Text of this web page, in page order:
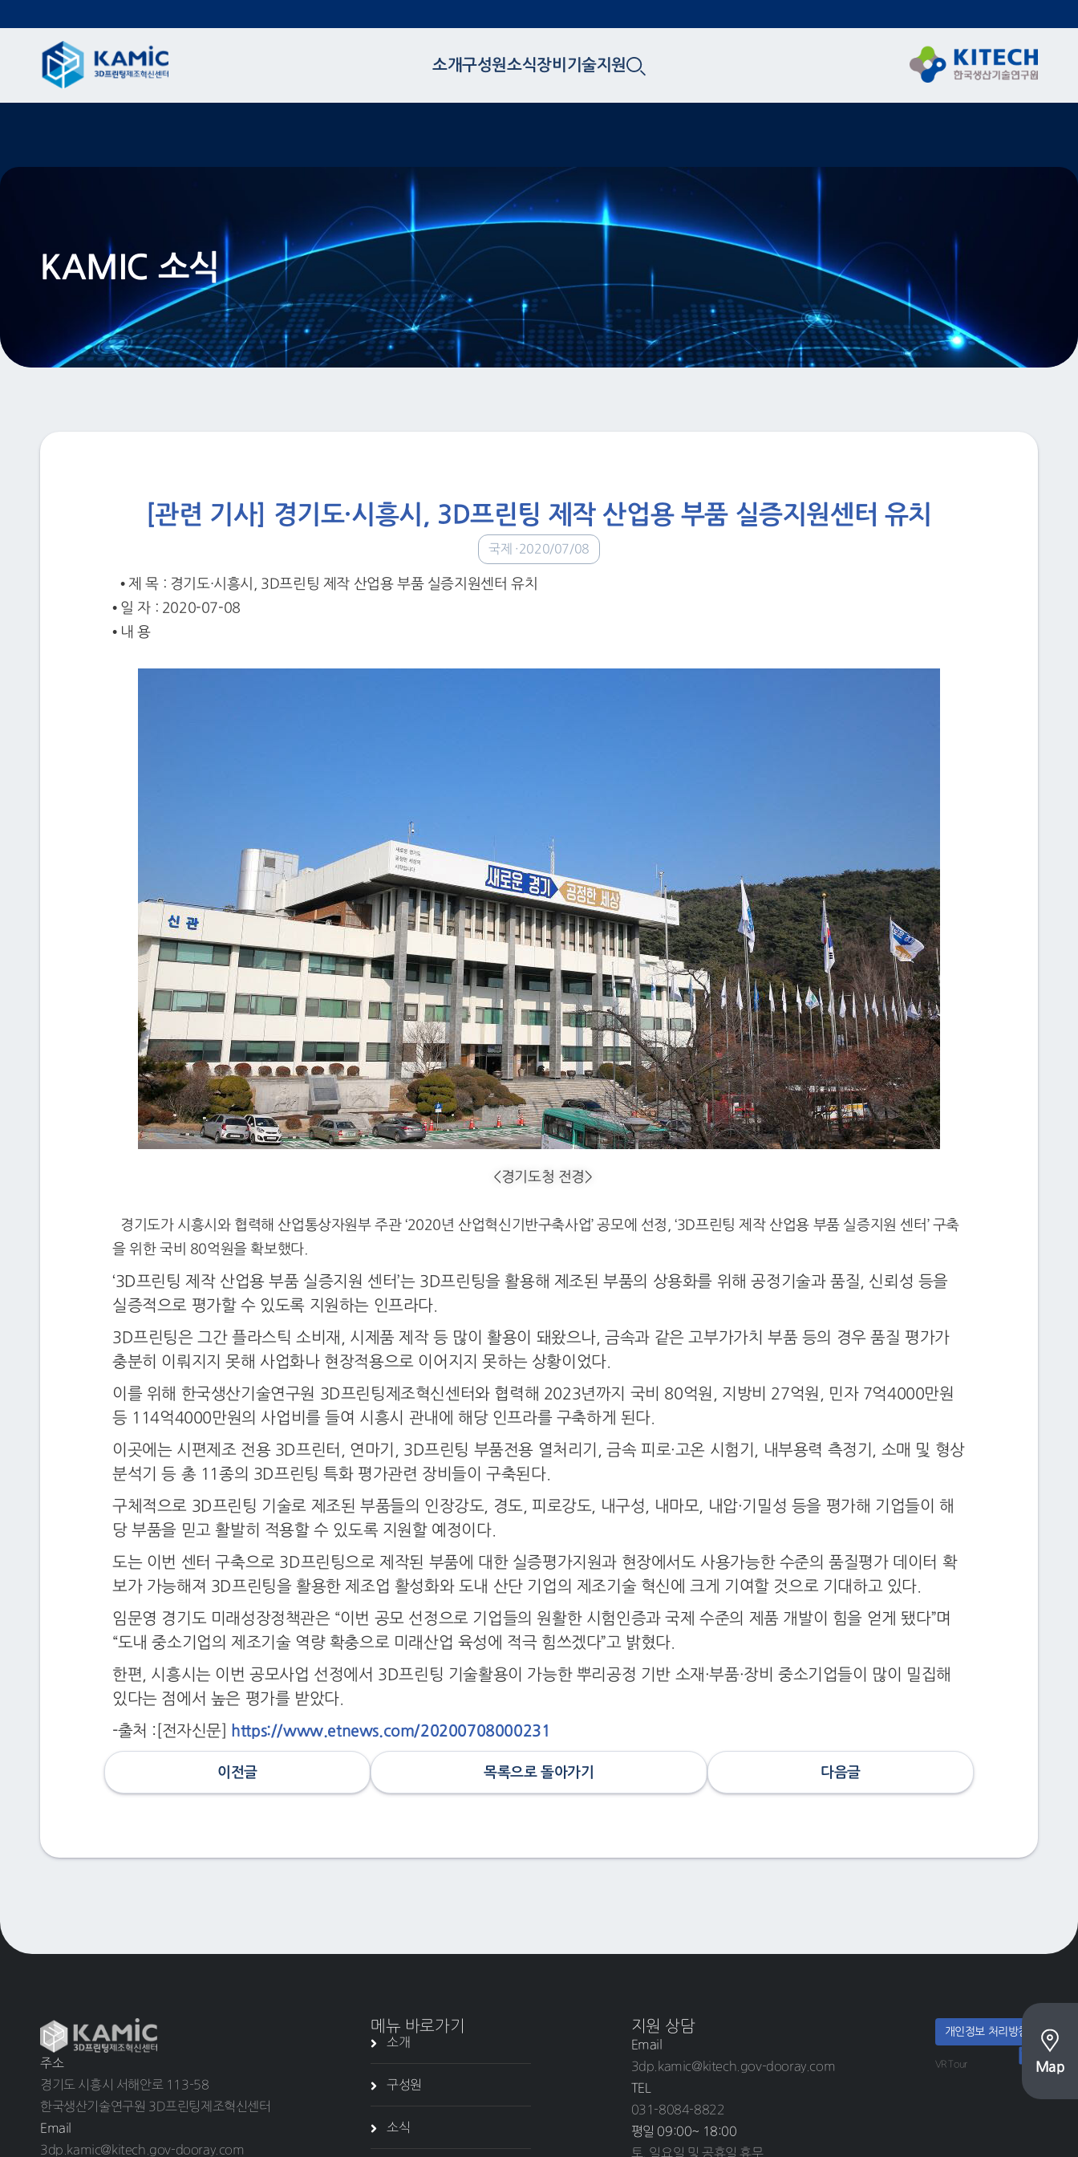
소개구성원소식장비 기술지원
KAMIC 소식
[관련 기사] 경기도·시흥시, 3D프린팅 제작 산업용 부품 실증지원센터 유치
국제 2020/07/08
• 제 목 : 경기도·시흥시, 3D프린팅 제작 산업용 부품 실증지원센터 유치
• 일 자 : 2020-07-08
• 내 용
<경기도청 전경>
경기도가 시흥시와 협력해 산업통상자원부 주관 ‘2020년 산업혁신기반구축사업’ 공모에 선정, ‘3D프린팅 제작 산업용 부품 실증지원 센터’ 구축
을 위한 국비 80억원을 확보했다.
‘3D프린팅 제작 산업용 부품 실증지원 센터’는 3D프린팅을 활용해 제조된 부품의 상용화를 위해 공정기술과 품질, 신뢰성 등을
실증적으로 평가할 수 있도록 지원하는 인프라다.
3D프린팅은 그간 플라스틱 소비재, 시제품 제작 등 많이 활용이 돼왔으나, 금속과 같은 고부가가치 부품 등의 경우 품질 평가가
충분히 이뤄지지 못해 사업화나 현장적용으로 이어지지 못하는 상황이었다.
이를 위해 한국생산기술연구원 3D프린팅제조혁신센터와 협력해 2023년까지 국비 80억원, 지방비 27억원, 민자 7억4000만원
등 114억4000만원의 사업비를 들여 시흥시 관내에 해당 인프라를 구축하게 된다.
이곳에는 시편제조 전용 3D프린터, 연마기, 3D프린팅 부품전용 열처리기, 금속 피로·고온 시험기, 내부용력 측정기, 소매 및 형상
분석기 등 총 11종의 3D프린팅 특화 평가관련 장비들이 구축된다.
구체적으로 3D프린팅 기술로 제조된 부품들의 인장강도, 경도, 피로강도, 내구성, 내마모, 내압·기밀성 등을 평가해 기업들이 해
당 부품을 믿고 활발히 적용할 수 있도록 지원할 예정이다.
도는 이번 센터 구축으로 3D프린팅으로 제작된 부품에 대한 실증평가지원과 현장에서도 사용가능한 수준의 품질평가 데이터 확
보가 가능해져 3D프린팅을 활용한 제조업 활성화와 도내 산단 기업의 제조기술 혁신에 크게 기여할 것으로 기대하고 있다.
임문영 경기도 미래성장정책관은 “이번 공모 선정으로 기업들의 원활한 시험인증과 국제 수준의 제품 개발이 힘을 얻게 됐다”며
“도내 중소기업의 제조기술 역량 확충으로 미래산업 육성에 적극 힘쓰겠다”고 밝혔다.
한편, 시흥시는 이번 공모사업 선정에서 3D프린팅 기술활용이 가능한 뿌리공정 기반 소재·부품·장비 중소기업들이 많이 밀집해
있다는 점에서 높은 평가를 받았다.
-출처 :[전자신문]
https://www.etnews.com/20200708000231
이전글 목록으로 돌아가기 다음글
주소
경기도 시흥시 서해안로 113-58
한국생산기술연구원 3D프린팅제조혁신센터
Email
3dp.kamic@kitech.gov-dooray.com
메뉴 바로가기
소개
구성원
소식
지원 상담
Email
3dp.kamic@kitech.gov-dooray.com
TEL
031-8084-8822
평일 09:00~ 18:00
토, 일요일 및 공휴일 휴무
개인정보 처리방침
VR Tour Map